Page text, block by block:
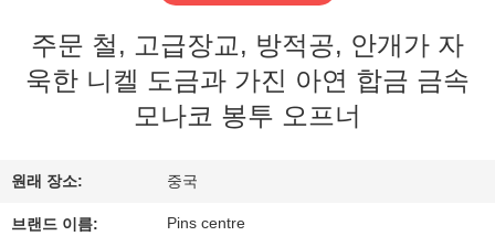
하
공
주문 철, 고급장교, 방적공, 안개가 자
욱한 니켈 도금과 가진 아연 합금 금속
모나코 봉투 오프너
원래 장소: 중국
브랜드 이름: Pins centre